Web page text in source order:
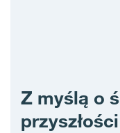
Z myślą o
przyszłości